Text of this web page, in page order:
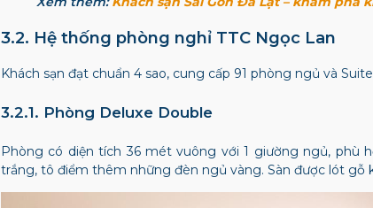
3.2. Hệ thống phòng nghỉ TTC Ngọc Lan
Khách sạn đạt chuẩn 4 sao, cung cấp 91 phòng ngủ và
3.2.1. Phòng Deluxe Double
Phòng có diện tích 36 mét vuông với 1 giường ngủ, phù
trắng, tô điểm thêm những đèn ngủ vàng. Sàn được lót gỗ